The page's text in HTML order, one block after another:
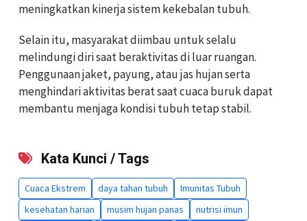
meningkatkan kinerja sistem kekebalan tubuh.
Selain itu, masyarakat diimbau untuk selalu
melindungi diri saat beraktivitas di luar ruangan.
Penggunaan jaket, payung, atau jas hujan serta
menghindari aktivitas berat saat cuaca buruk dapat
membantu menjaga kondisi tubuh tetap stabil.
Kata Kunci / Tags
Cuaca Ekstrem daya tahan tubuh
Imunitas Tubuh
kesehatan harian
musim hujan panas nutrisi imun